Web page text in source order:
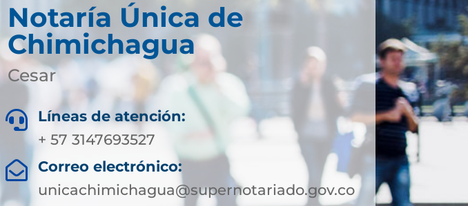
Notaría Única de
Chimichagua
Cesar

Líneas de atención:
+ 57 3147693527

Correo electrónico:
unicachimichagua@supernotariado.gov.co